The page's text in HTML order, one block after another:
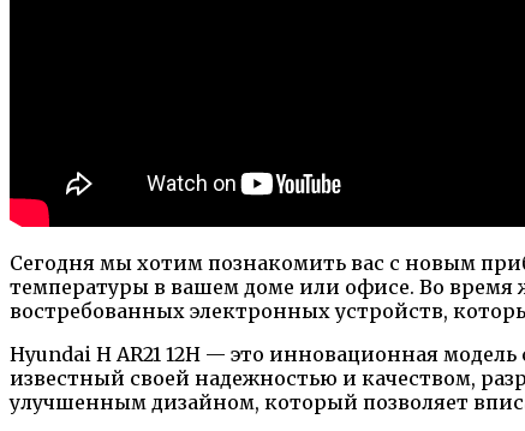
Сегодня мы хотим познакомить вас с новым
температуры в вашем доме или офисе. Во время
востребованных электронных устройств,
Hyundai H AR21 12H — это инновационная
известный своей надежностью и качеством,
улучшенным дизайном, который позволяет